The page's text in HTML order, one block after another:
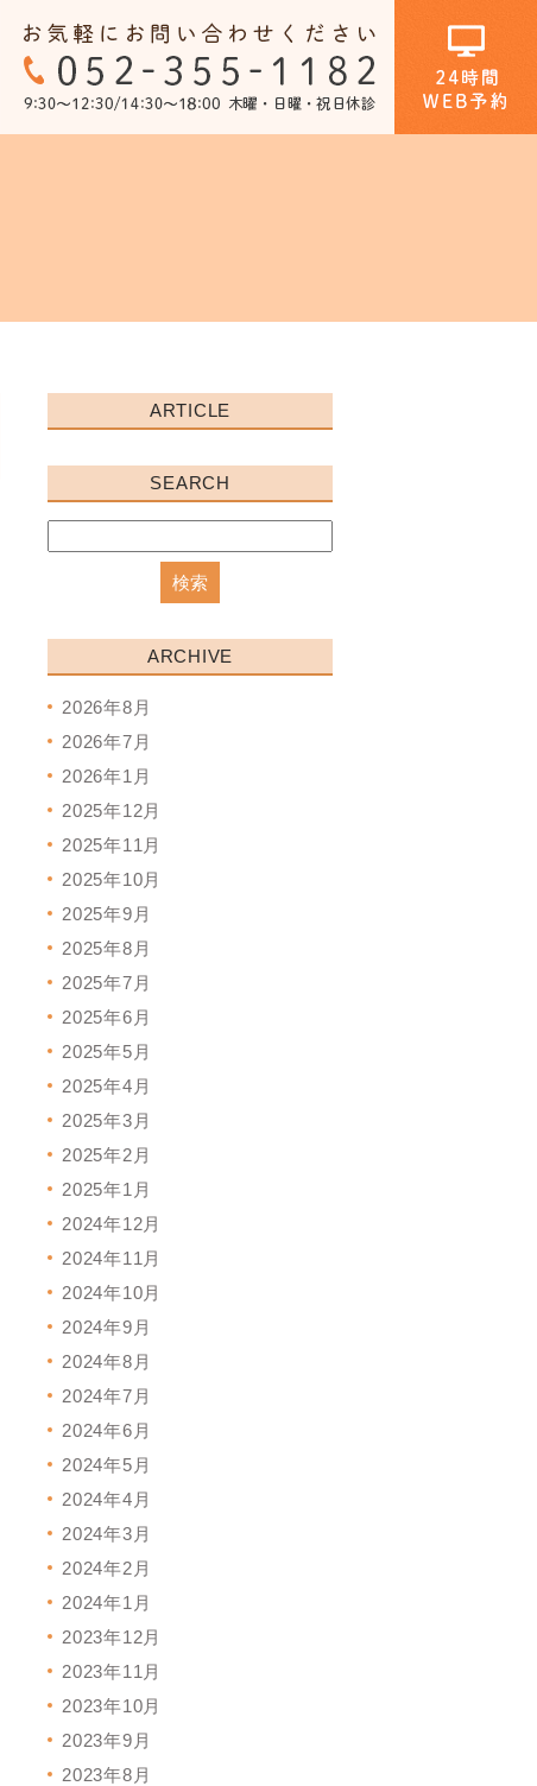
ARTICLE
SEARCH
ARCHIVE
2026年8月
2026年7月
2026年1月
2025年12月
2025年11月
2025年10月
2025年9月
2025年8月
2025年7月
2025年6月
2025年5月
2025年4月
2025年3月
2025年2月
2025年1月
2024年12月
2024年11月
2024年10月
2024年9月
2024年8月
2024年7月
2024年6月
2024年5月
2024年4月
2024年3月
2024年2月
2024年1月
2023年12月
2023年11月
2023年10月
2023年9月
2023年8月